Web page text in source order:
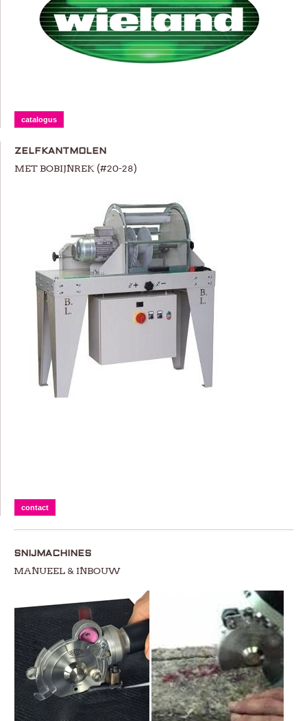
catalogus
ZELFKANTMOLEN
MET BOBIJNREK (#20-28)
contact
SNIJMACHINES
MANUEEL & INBOUW